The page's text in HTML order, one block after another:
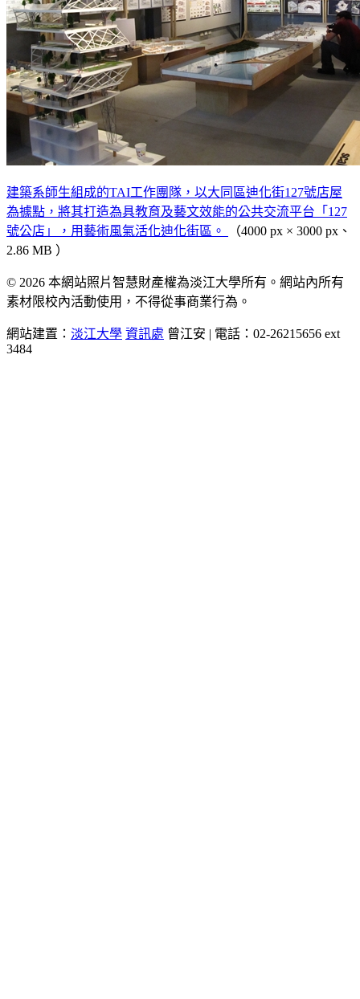
建築系師生組成的TAI工作團隊，以大同區迪化街127號店屋
為據點，將其打造為具教育及藝文效能的公共交流平台「127
號公店」，用藝術風氣活化迪化街區。
（4000 px × 3000 px、
2.86 MB ）
© 2026 本網站照片智慧財產權為淡江大學所有。網站內所有
素材限校內活動使用，不得從事商業行為。
網站建置： 淡江大學 資訊處 曾江安 | 電話：02-26215656 ext
3484